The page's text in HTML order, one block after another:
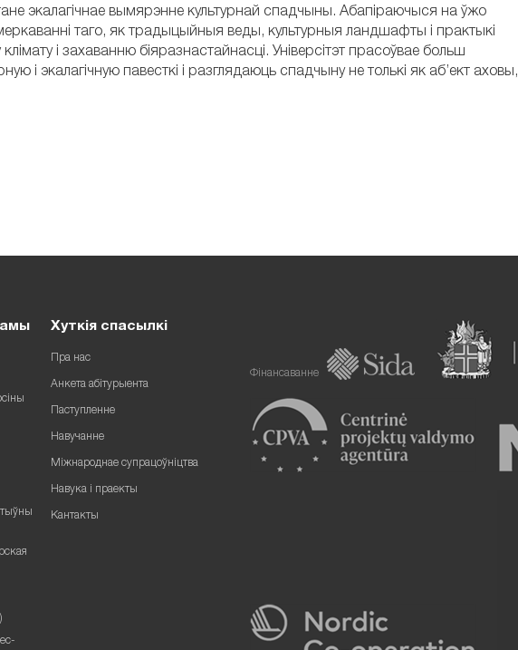
экалагічнае вымярэнне культурнай спадчыны. Абапіраючыся на ўжо
таго, як традыцыйныя веды, культурныя ландшафты і практыкі
і захаванню біяразнастайнасці. Універсітэт прасоўвае больш
і экалагічную павесткі і разглядаюць спадчыну не толькі як аб’ект аховы,
Хуткія спасылкі
Пра нас
Анкета абітурыента
Паступленне
Навучанне
Міжнароднае супрацоўніцтва
Навука і праекты
Кантакты
Фінансаванне